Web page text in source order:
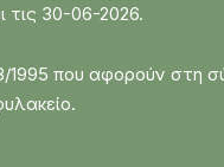
τις 30-06-2026.
1995 που αφορούν στη